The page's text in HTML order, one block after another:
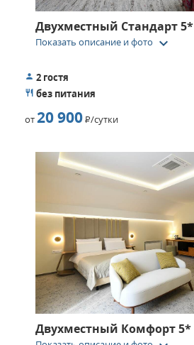
Двухместный Стандарт 5*
Показать описание и фото keyboard_arrow_down
2 гостя
без питания
от20 900Р/сутки
Двухместный Комфорт 5*